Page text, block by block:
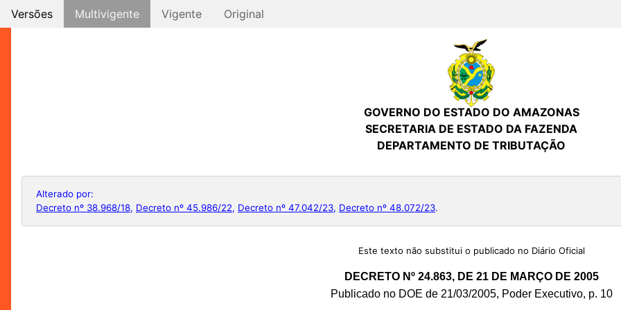
Versões Multivigente Vigente Original
GOVERNO DO ESTADO DO AMAZONAS
SECRETARIA DE ESTADO DA FAZENDA
DEPARTAMENTO DE TRIBUTAÇÃO
Alterado por:
Decreto nº 38.968/18, Decreto nº 45.986/22, Decreto nº 47.042/23, Decreto nº 48.072/23.
Este texto não substitui o publicado no Diário Oficial
DECRETO Nº 24.863, DE 21 DE MARÇO DE 2005
Publicado no DOE de 21/03/2005, Poder Executivo, p. 10